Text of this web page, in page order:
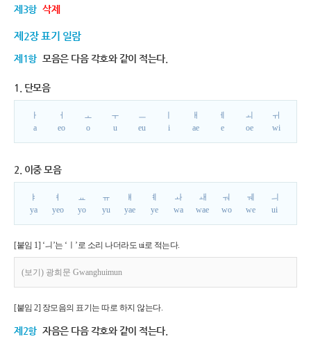
제3항 삭제
제2장 표기 일람
제1항 모음은 다음 각호와 같이 적는다.
1. 단모음
ㅏ
a
ㅓ
eo
ㅗ
o
ㅜ
u
ㅡ
eu
i
ㅐ
ae
ㅔ
e
ㅚ
oe
ㅟ
wi
2. 이중 모음
ㅑ
ya
ㅕ
yeo
ㅛ
yo
ㅠ
yu
ㅒ
yae
ㅖ
ye
ㅘ
wa
ㅙ
wae
ㅝ
wo
ㅞ
we
ㅢ
ui
[붙임 1] ‘ㅢ’는 ‘ㅣ’로 소리 나더라도 ui로 적는다.
(보기) 광희문 Gwanghuimun
[붙임 2] 장모음의 표기는 따로 하지 않는다.
제2항 자음은 다음 각호와 같이 적는다.